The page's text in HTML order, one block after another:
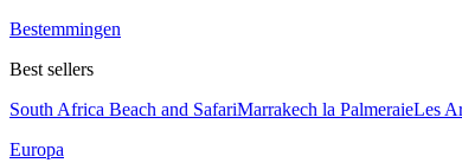
Bestemmingen
Best sellers
South Africa Beach and SafariMarrakech la PalmeraieLes
Europa